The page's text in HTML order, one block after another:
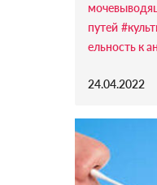
путей
ельность к
24.04.2022